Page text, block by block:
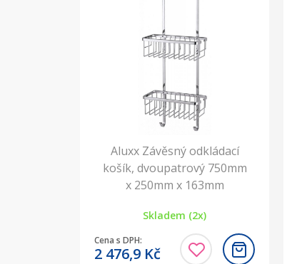
Aluxx Závěsný odkládací
košík, dvoupatrový 750mm
x 250mm x 163mm
Skladem (2x)
Cena s DPH:
2 476,9 Kč